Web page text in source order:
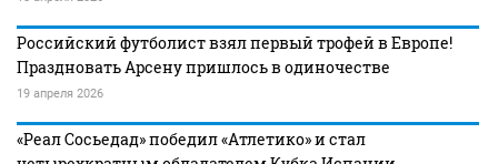
Российский футболист взял первый трофей в Европе!
Праздновать Арсену пришлось в одиночестве
19 апреля 2026
«Реал Сосьедад» победил «Атлетико» и стал